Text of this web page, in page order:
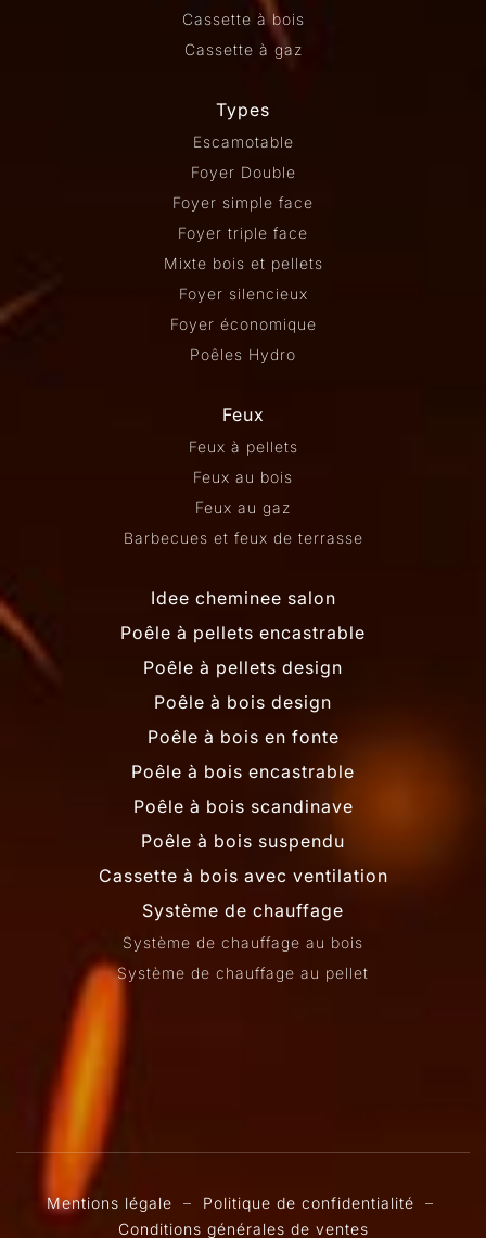
Cassette à bois
Cassette à gaz
Types
Escamotable
Foyer Double
Foyer simple face
Foyer triple face
Mixte bois et pellets
Foyer silencieux
Foyer économique
Poêles Hydro
Feux
Feux à pellets
Feux au bois
Feux au gaz
Barbecues et feux de terrasse
Idee cheminee salon
Poêle à pellets encastrable
Poêle à pellets design
Poêle à bois design
Poêle à bois en fonte
Poêle à bois encastrable
Poêle à bois scandinave
Poêle à bois suspendu
Cassette à bois avec ventilation
Système de chauffage
Système de chauffage au bois
Système de chauffage au pellet
Mentions légale – Politique de confidentialité –
Conditions générales de ventes